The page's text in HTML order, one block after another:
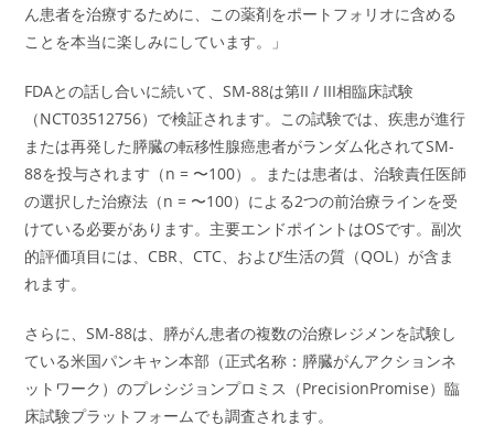
ん患者を治療するために、この薬剤をポートフォリオに含める
ことを本当に楽しみにしています。」
FDAとの話し合いに続いて、SM-88は第II / III相臨床試験
（NCT03512756）で検証されます。この試験では、疾患が進行
または再発した膵臓の転移性腺癌患者がランダム化されてSM-
88を投与されます（n = 〜100）。または患者は、治験責任医師
の選択した治療法（n = 〜100）による2つの前治療ラインを受
けている必要があります。主要エンドポイントはOSです。副次
的評価項目には、CBR、CTC、および生活の質（QOL）が含ま
れます。
さらに、SM-88は、膵がん患者の複数の治療レジメンを試験し
ている米国パンキャン本部（正式名称：膵臓がんアクションネ
ットワーク）のプレシジョンプロミス（PrecisionPromise）臨
床試験プラットフォームでも調査されます。